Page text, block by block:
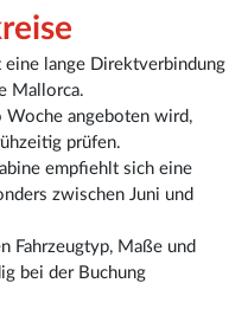
eine lange Direktverbindung
Mallorca.
Woche angeboten wird,
prüfen.
empfiehlt sich eine
zwischen Juni und
Fahrzeugtyp, Maße und
bei der Buchung